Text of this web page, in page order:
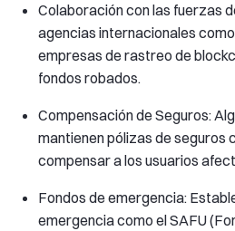
Colaboración con las fuerzas
agencias internacionales
empresas de rastreo de
fondos robados.
Compensación de Seguros:
mantienen pólizas de seguros
compensar a los usuarios
Fondos de emergencia:
emergencia como el SAFU